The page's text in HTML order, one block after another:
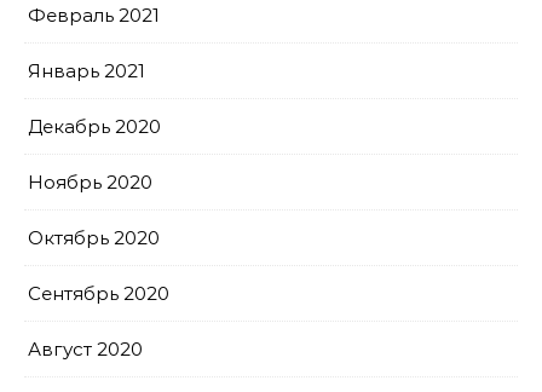
Февраль 2021
Январь 2021
Декабрь 2020
Ноябрь 2020
Октябрь 2020
Сентябрь 2020
Август 2020